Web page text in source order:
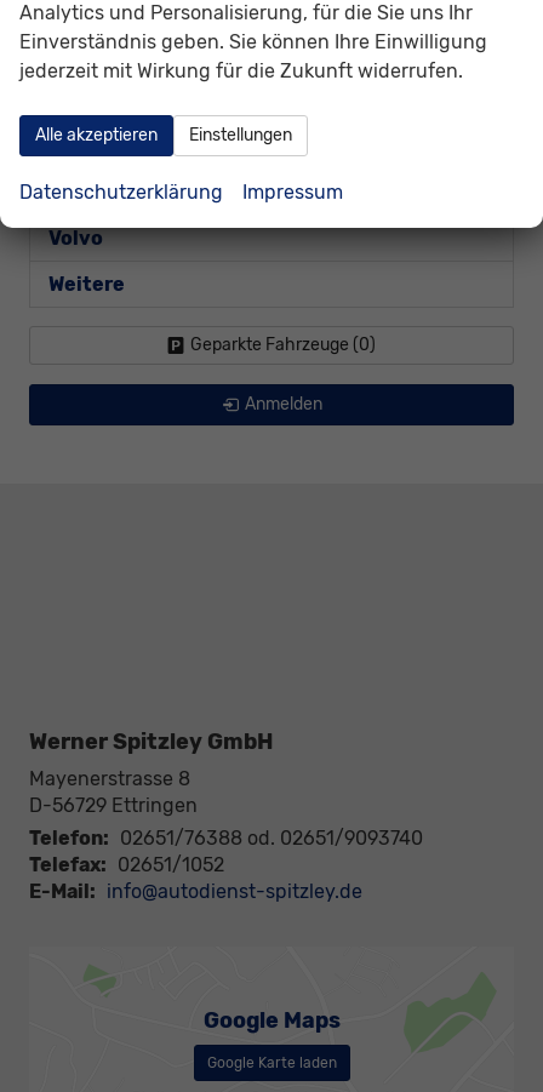
Seat
Skoda
Toyota
Volkswagen
Volvo
Weitere
Geparkte Fahrzeuge (0)
Anmelden
Werner Spitzley GmbH
Mayenerstrasse 8
D-56729 Ettringen
Telefon: 02651/76388 od. 02651/9093740
Telefax: 02651/1052
E-Mail: info@autodienst-spitzley.de
Google Maps
Google Karte laden
Analytics und Personalisierung, für die Sie uns Ihr
Einverständnis geben. Sie können Ihre Einwilligung
jederzeit mit Wirkung für die Zukunft widerrufen.
Alle akzeptieren Einstellungen
Datenschutzerklärung Impressum